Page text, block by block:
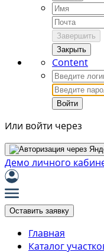
Завершить
Закрыть
Content
Войти
Или войти через
Демо личного
Оставить заявку
Главная
Каталог